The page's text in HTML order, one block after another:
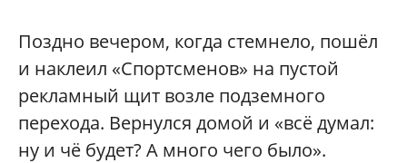
Поздно вечером, когда стемнело, пошёл
и наклеил «Спортсменов» на пустой
рекламный щит возле подземного
перехода. Вернулся домой и «всё думал:
ну и чё будет? А много чего было».